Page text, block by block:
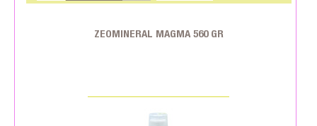
ZEOMINERAL MAGMA 560 GR